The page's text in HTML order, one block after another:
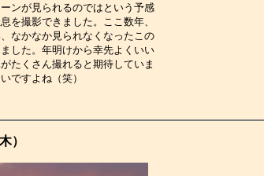
ンが見られるのではという予感
を撮影できました。ここ数年、
なかなか見られなくなったこの
した。年明けから幸先よくいい
たくさん撮れると期待していま
とはないですよね（笑）
）